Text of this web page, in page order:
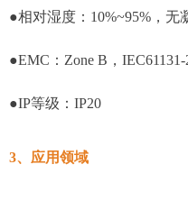
●相对湿度：10%~95%，无
●EMC：Zone B，IEC61131-
●IP等级：IP20
3、应用领域